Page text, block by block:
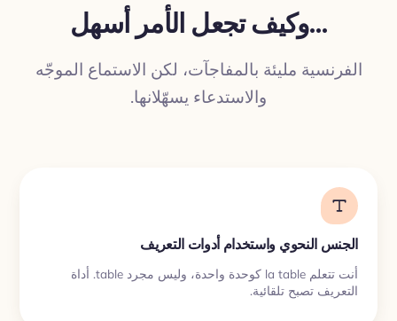
…وكيف تجعل الأمر أسهل
الفرنسية مليئة بالمفاجآت، لكن الاستماع الموجّه
والاستدعاء يسهّلانها.
الجنس النحوي واستخدام أدوات التعريف
أنت تتعلم la table كوحدة واحدة، وليس مجرد table. أداة
التعريف تصبح تلقائية.